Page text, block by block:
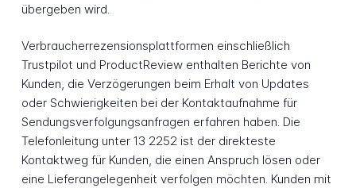
übergeben wird.
Verbraucherrezensionsplattformen einschließlich
Trustpilot und ProductReview enthalten Berichte von
Kunden, die Verzögerungen beim Erhalt von Updates
oder Schwierigkeiten bei der Kontaktaufnahme für
Sendungsverfolgungsanfragen erfahren haben. Die
Telefonleitung unter 13 2252 ist der direkteste
Kontaktweg für Kunden, die einen Anspruch lösen oder
eine Lieferangelegenheit verfolgen möchten. Kunden mit